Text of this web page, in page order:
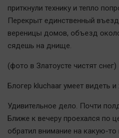
Челябинск космический
Другие рубрики
Bookworms
Online-консультация
Актуальная тема
Афиша
Блогеркуль
приткнули технику и тепло
Перекрыт единственный
вереницы домов, объезд
сядешь на днище.
(фото в Златоусте чистят снег)
Блогер kluchaar умеет видеть
Удивительное дело. Почти
Ближе к вечеру проехался по
обратил внимание на какую-